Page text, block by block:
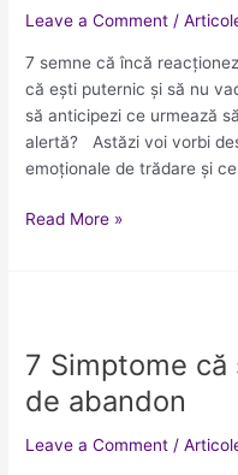
Leave a Comment /
7 semne că încă
că ești puternic și să nu
să anticipezi ce urmează
alertă? Astăzi voi vorbi
emoționale de trădare și
din
de
Trădare
Read More »
7 Simptome
de abandon
Leave a Comment /
că
suferi
încă
de